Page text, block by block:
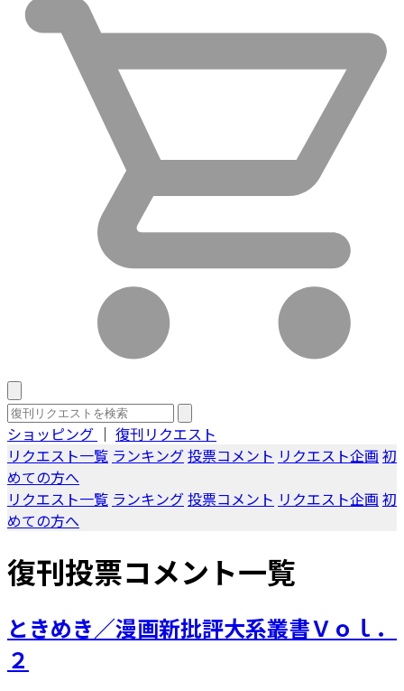
ショッピング ｜ 復刊リクエスト
リクエスト一覧 ランキング投票コメント リクエスト企画 初
めての方へ
リクエスト一覧 ランキング投票コメント リクエスト企画 初
めての方へ
復刊投票コメント一覧
ときめき／漫画新批評大系叢書Ｖｏｌ．
２